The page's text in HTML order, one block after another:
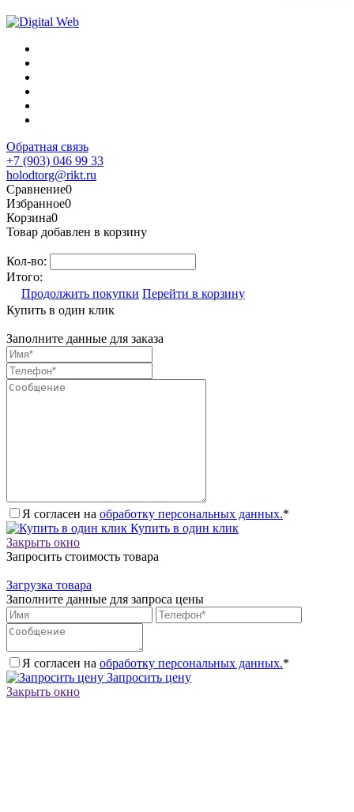
Обратная связь
+7 (903) 046 99 33
holodtorg@rikt.ru
Сравнение0
Избранное0
Корзина0
Товар добавлен в корзину
Кол-во:
Итого:
Продолжить покупки Перейти в корзину
Купить в один клик
Заполните данные для заказа
Я согласен на обработку персональных данных.*
Купить в один клик
Закрыть окно
Запросить стоимость товара
Загрузка товара
Заполните данные для запроса цены
Я согласен на обработку персональных данных.*
Запросить цену
Закрыть окно